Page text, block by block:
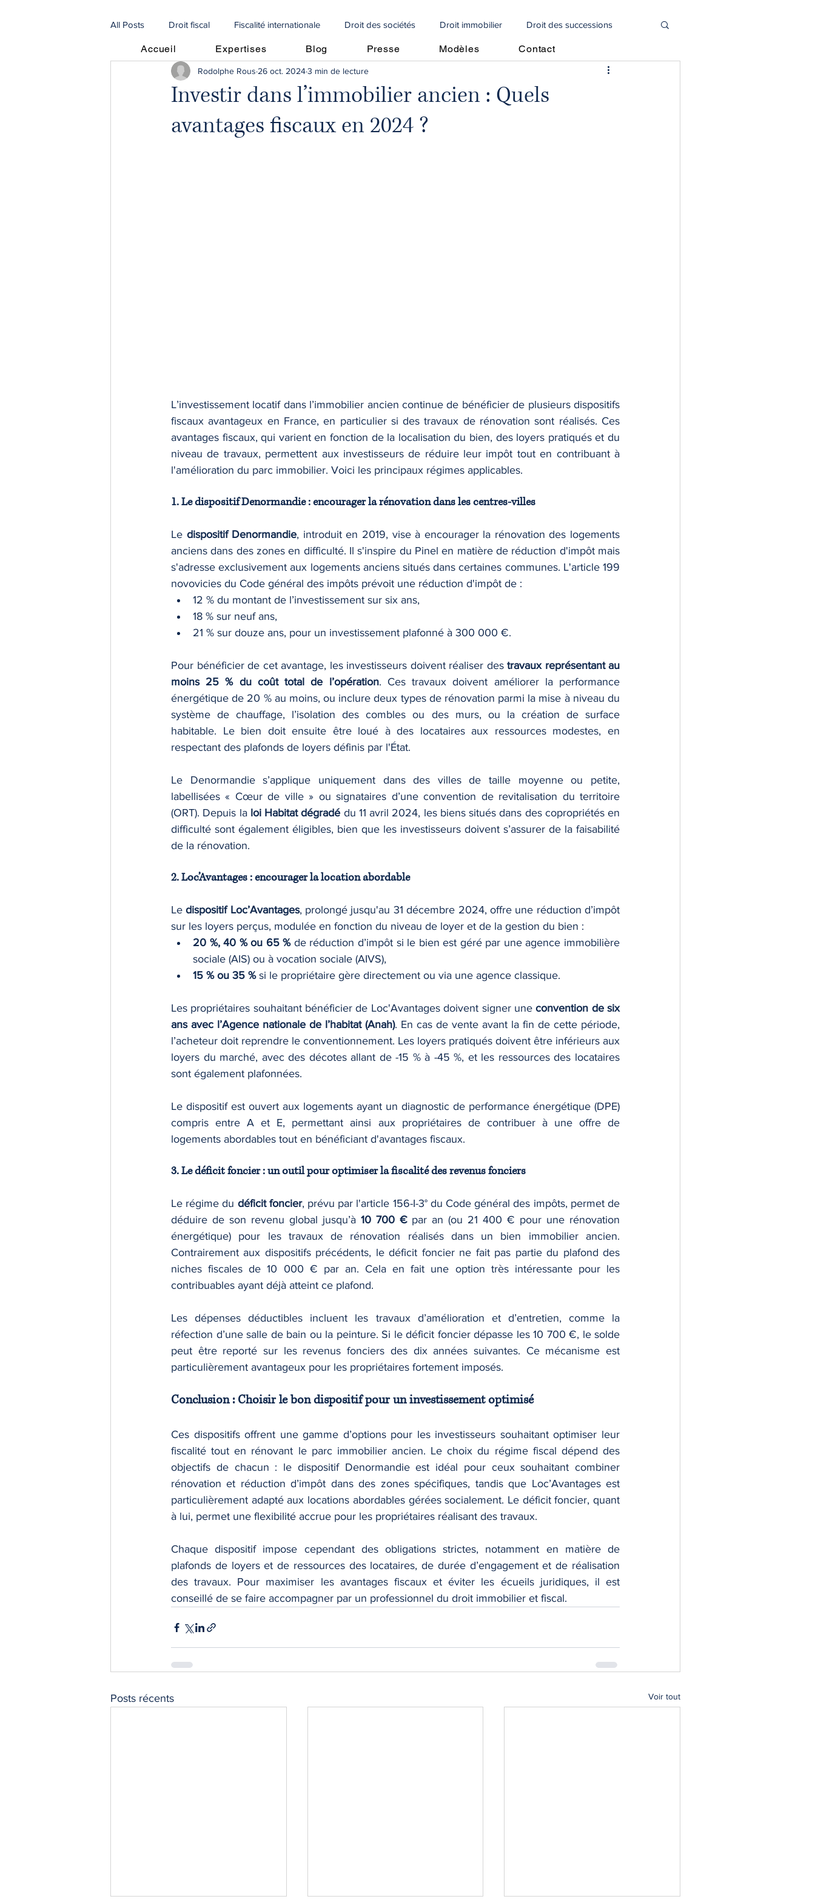
All Posts Droit fiscal Fiscalité internationale Droit des sociétés Droit immobilier Droit des successions
Procédures Droit de la famille Droit social Propriété intellectuelle Actualité juridique
🇫🇷 Articles en français 🇮🇹 Articoli in italiano 🇩🇪 Artikel auf Deutsch
Investir dans l’immobilier ancien : Quels
avantages fiscaux en 2024 ?
Rodolphe Rous 26 oct. 20243 min de lecture
L’investissement locatif dans l’immobilier ancien continue de bénéficier de plusieurs dispositifs
fiscaux avantageux en France, en particulier si des travaux de rénovation sont réalisés. Ces
avantages fiscaux, qui varient en fonction de la localisation du bien, des loyers pratiqués et du
niveau de travaux, permettent aux investisseurs de réduire leur impôt tout en contribuant à
l'amélioration du parc immobilier. Voici les principaux régimes applicables.
1. Le dispositif Denormandie : encourager la rénovation dans les centres-villes
Le dispositif Denormandie, introduit en 2019, vise à encourager la rénovation des logements
anciens dans des zones en difficulté. Il s'inspire du Pinel en matière de réduction d'impôt mais
s'adresse exclusivement aux logements anciens situés dans certaines communes. L'article 199
novovicies du Code général des impôts prévoit une réduction d'impôt de :
12 % du montant de l’investissement sur six ans,
18 % sur neuf ans,
21 % sur douze ans, pour un investissement plafonné à 300 000 €.
Pour bénéficier de cet avantage, les investisseurs doivent réaliser des travaux représentant au
moins 25 % du coût total de l’opération. Ces travaux doivent améliorer la performance
énergétique de 20 % au moins, ou inclure deux types de rénovation parmi la mise à niveau du
système de chauffage, l’isolation des combles ou des murs, ou la création de surface
habitable. Le bien doit ensuite être loué à des locataires aux ressources modestes, en
respectant des plafonds de loyers définis par l'État.
Le Denormandie s’applique uniquement dans des villes de taille moyenne ou petite,
labellisées « Cœur de ville » ou signataires d’une convention de revitalisation du territoire
(ORT). Depuis la loi Habitat dégradé du 11 avril 2024, les biens situés dans des copropriétés en
difficulté sont également éligibles, bien que les investisseurs doivent s’assurer de la faisabilité
de la rénovation.
2. Loc’Avantages : encourager la location abordable
Le dispositif Loc’Avantages, prolongé jusqu'au 31 décembre 2024, offre une réduction d’impôt
sur les loyers perçus, modulée en fonction du niveau de loyer et de la gestion du bien :
20 %, 40 % ou 65 % de réduction d’impôt si le bien est géré par une agence immobilière
sociale (AIS) ou à vocation sociale (AIVS),
15 % ou 35 % si le propriétaire gère directement ou via une agence classique.
Les propriétaires souhaitant bénéficier de Loc'Avantages doivent signer une convention de six
ans avec l’Agence nationale de l’habitat (Anah). En cas de vente avant la fin de cette période,
l’acheteur doit reprendre le conventionnement. Les loyers pratiqués doivent être inférieurs aux
loyers du marché, avec des décotes allant de -15 % à -45 %, et les ressources des locataires
sont également plafonnées.
Le dispositif est ouvert aux logements ayant un diagnostic de performance énergétique (DPE)
compris entre A et E, permettant ainsi aux propriétaires de contribuer à une offre de
logements abordables tout en bénéficiant d'avantages fiscaux.
3. Le déficit foncier : un outil pour optimiser la fiscalité des revenus fonciers
Le régime du déficit foncier, prévu par l'article 156-I-3° du Code général des impôts, permet de
déduire de son revenu global jusqu’à 10 700 € par an (ou 21 400 € pour une rénovation
énergétique) pour les travaux de rénovation réalisés dans un bien immobilier ancien.
Contrairement aux dispositifs précédents, le déficit foncier ne fait pas partie du plafond des
niches fiscales de 10 000 € par an. Cela en fait une option très intéressante pour les
contribuables ayant déjà atteint ce plafond.
Les dépenses déductibles incluent les travaux d’amélioration et d’entretien, comme la
réfection d’une salle de bain ou la peinture. Si le déficit foncier dépasse les 10 700 €, le solde
peut être reporté sur les revenus fonciers des dix années suivantes. Ce mécanisme est
particulièrement avantageux pour les propriétaires fortement imposés.
Conclusion : Choisir le bon dispositif pour un investissement optimisé
Ces dispositifs offrent une gamme d’options pour les investisseurs souhaitant optimiser leur
fiscalité tout en rénovant le parc immobilier ancien. Le choix du régime fiscal dépend des
objectifs de chacun : le dispositif Denormandie est idéal pour ceux souhaitant combiner
rénovation et réduction d’impôt dans des zones spécifiques, tandis que Loc’Avantages est
particulièrement adapté aux locations abordables gérées socialement. Le déficit foncier, quant
à lui, permet une flexibilité accrue pour les propriétaires réalisant des travaux.
Chaque dispositif impose cependant des obligations strictes, notamment en matière de
plafonds de loyers et de ressources des locataires, de durée d’engagement et de réalisation
des travaux. Pour maximiser les avantages fiscaux et éviter les écueils juridiques, il est
conseillé de se faire accompagner par un professionnel du droit immobilier et fiscal.
Posts récents Voir tout
Accueil Expertises Blog Presse Modèles Contact